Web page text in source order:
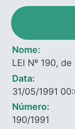
Nome:
LEI Nº 190,
Data:
31/05/1991
Número:
190/1991